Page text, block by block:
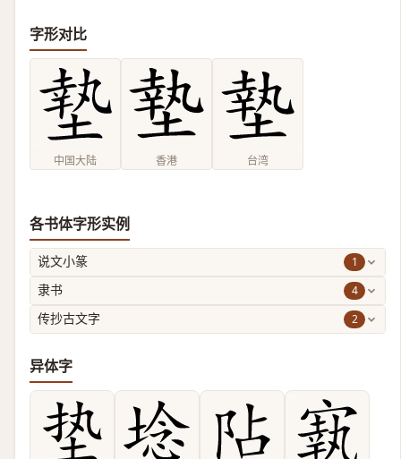
字形对比
中国大陆 香港 台湾
各书体字形实例
说文小篆 1
隶书 4
传抄古文字 2
异体字